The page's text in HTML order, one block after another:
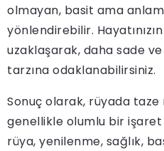
olmayan, basit ama
yönlendirebilir.
uzaklaşarak, daha sade
tarzına odaklanabilirsiniz.
Sonuç olarak, rüyada
genellikle olumlu bir
rüya, yenilenme, sağlık,